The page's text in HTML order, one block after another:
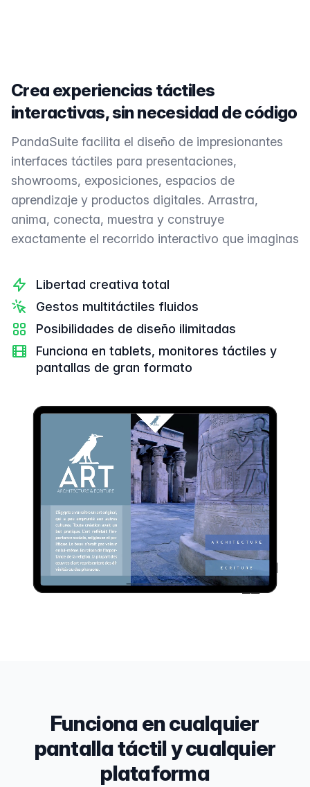
Crea experiencias táctiles
interactivas, sin necesidad de código
PandaSuite facilita el diseño de impresionantes
interfaces táctiles para presentaciones,
showrooms, exposiciones, espacios de
aprendizaje y productos digitales. Arrastra,
anima, conecta, muestra y construye
exactamente el recorrido interactivo que imaginas
Libertad creativa total
Gestos multitáctiles fluidos
Posibilidades de diseño ilimitadas
Funciona en tablets, monitores táctiles y
pantallas de gran formato
Funciona en cualquier
pantalla táctil y cualquier
plataforma